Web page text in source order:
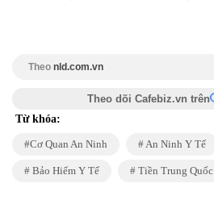
Theo nld.com.vn
Theo dõi Cafebiz.vn trên
Từ khóa:
Cơ Quan An Ninh An Ninh Y Tế
Bảo Hiểm Y Tế Tiền Trung Quốc